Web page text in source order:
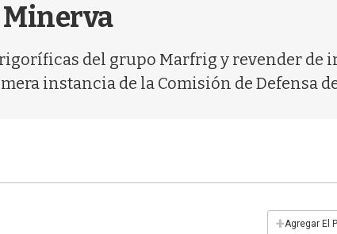
del grupo Marfrig y revender de
instancia de la Comisión de Defensa
+Agregar El